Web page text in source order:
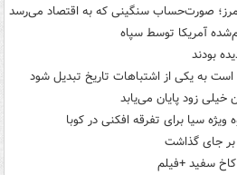
صورت‌حساب سنگینی که به اقتصاد می‌رسد
آمریکا توسط سپاه
بودند
به یکی از اشتباهات تاریخ تبدیل شود
خیلی زود پایان می‌یابد
ویژه سیا برای تفرقه افکنی در کوبا
سفید +فیلم